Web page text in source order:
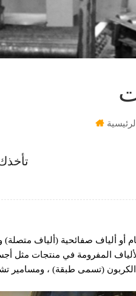
ألياف صفائحية (ألياف متصلة)
المفرومة في منتجات مثل
الكربون (تسمى طبقة) ، ومسامير